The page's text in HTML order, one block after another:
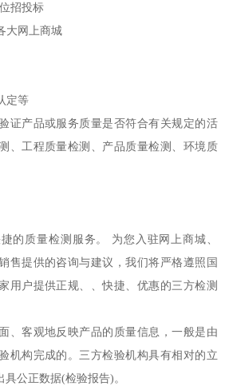
招投标
大网上商城
定等
证产品或服务质量是否符合有关规定的活
、工程质量检测、产品质量检测、环境质
的质量检测服务。 为您入驻网上商城、
售提供的咨询与建议，我们将严格遵照国
用户提供正规、、快捷、优惠的三方检测
、客观地反映产品的质量信息，一般是由
机构完成的。三方检验机构具有相对的立
公正数据(检验报告)。